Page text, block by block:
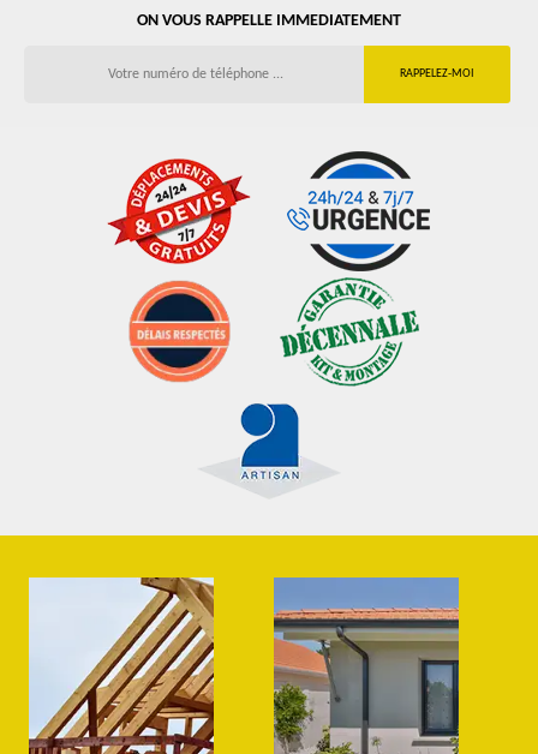
ON VOUS RAPPELLE IMMEDIATEMENT